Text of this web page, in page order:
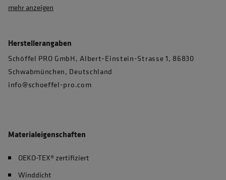
mehr anzeigen
Herstellerangaben
Schöffel PRO GmbH, Albert-Einstein-Strasse 1, 86830
Schwabmünchen, Deutschland
info@schoeffel-pro.com
Materialeigenschaften
OEKO-TEX® zertifiziert
Winddicht